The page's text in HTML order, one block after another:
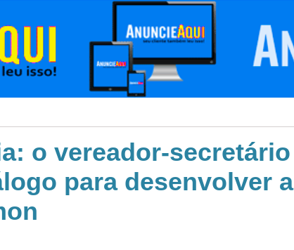
o vereador-secretário
para desenvolver a